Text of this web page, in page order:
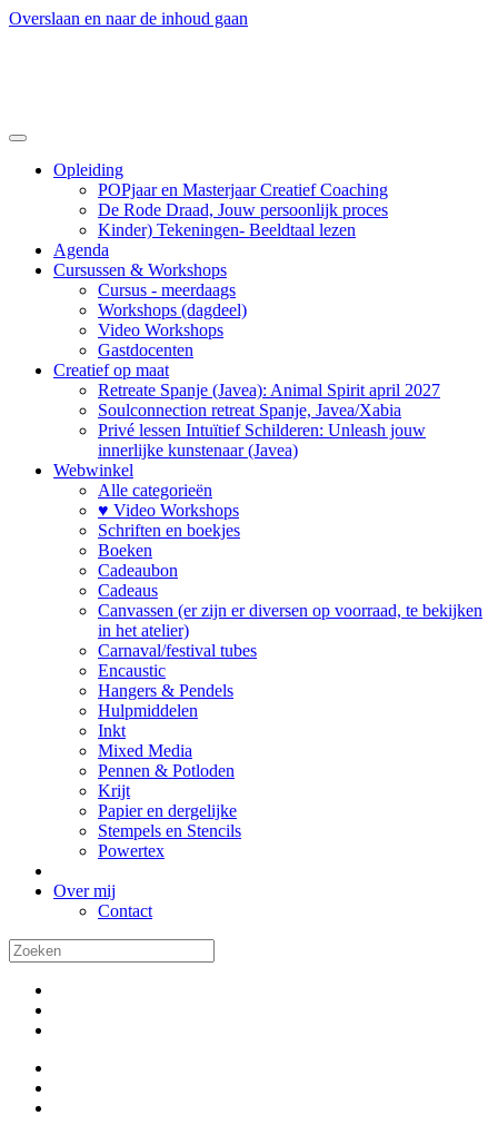
Overslaan en naar de inhoud gaan
Opleiding
POPjaar en Masterjaar Creatief Coaching
De Rode Draad, Jouw persoonlijk proces
Kinder) Tekeningen- Beeldtaal lezen
Agenda
Cursussen & Workshops
Cursus - meerdaags
Workshops (dagdeel)
Video Workshops
Gastdocenten
Creatief op maat
Retreate Spanje (Javea): Animal Spirit april 2027
Soulconnection retreat Spanje, Javea/Xabia
Privé lessen Intuïtief Schilderen: Unleash jouw
innerlijke kunstenaar (Javea)
Webwinkel
Alle categorieën
♥ Video Workshops
Schriften en boekjes
Boeken
Cadeaubon
Cadeaus
Canvassen (er zijn er diversen op voorraad, te bekijken
in het atelier)
Carnaval/festival tubes
Encaustic
Hangers & Pendels
Hulpmiddelen
Inkt
Mixed Media
Pennen & Potloden
Krijt
Papier en dergelijke
Stempels en Stencils
Powertex
Over mij
Contact